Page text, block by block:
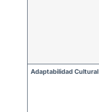
Adaptabilidad Cultural